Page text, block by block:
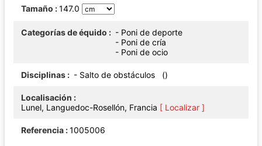
Tamaño 147.0
Categorías de équido
- Poni de deporte
- Poni de cría
- Poni de ocio
Disciplinas - Salto de obstáculos ()
Localisación
Lunel, Languedoc-Rosellón, Francia [ Localizar ]
Referencia 1005006